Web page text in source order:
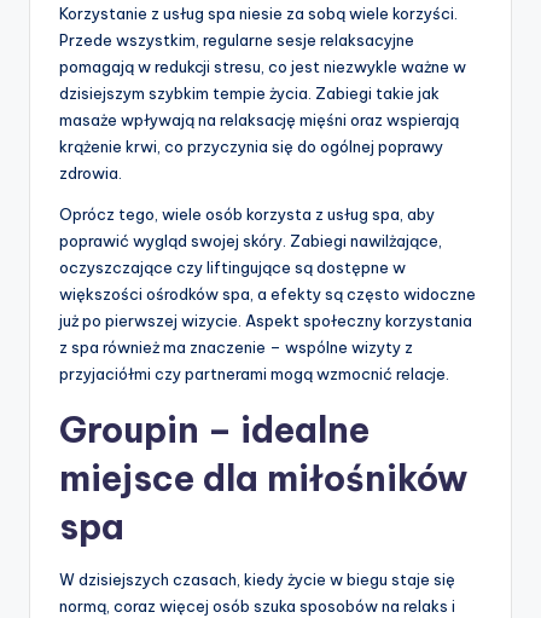
Korzystanie z usług spa niesie za sobą wiele korzyści.
Przede wszystkim, regularne sesje relaksacyjne
pomagają w redukcji stresu, co jest niezwykle ważne w
dzisiejszym szybkim tempie życia. Zabiegi takie jak
masaże wpływają na relaksację mięśni oraz wspierają
krążenie krwi, co przyczynia się do ogólnej poprawy
zdrowia.
Oprócz tego, wiele osób korzysta z usług spa, aby
poprawić wygląd swojej skóry. Zabiegi nawilżające,
oczyszczające czy liftingujące są dostępne w
większości ośrodków spa, a efekty są często widoczne
już po pierwszej wizycie. Aspekt społeczny korzystania
z spa również ma znaczenie – wspólne wizyty z
przyjaciółmi czy partnerami mogą wzmocnić relacje.
Groupin – idealne
miejsce dla miłośników
spa
W dzisiejszych czasach, kiedy życie w biegu staje się
normą, coraz więcej osób szuka sposobów na relaks i